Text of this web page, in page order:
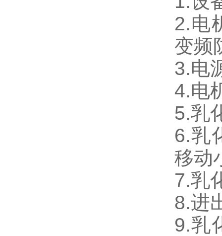
2.电
变频
3.电
4.电
5.乳
6.乳
移动
7.乳
8.进
9.乳